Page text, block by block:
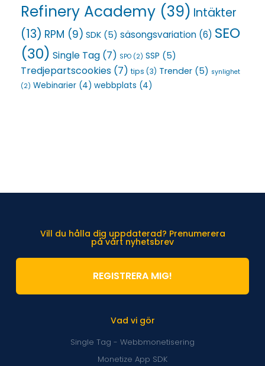
Refinery Academy (39) Intäkter
(13) RPM (9) SDK (5) säsongsvariation (6) SEO
(30) Single Tag (7) SPO (2) SSP (5)
Tredjepartscookies (7) tips (3) Trender (5) synlighet
(2) Webinarier (4) webbplats (4)
Vad vi gör
Single Tag - Webbmonetisering
Monetize App SDK
Vill du hålla dig uppdaterad? Prenumerera
på vårt nyhetsbrev
REGISTRERA MIG!